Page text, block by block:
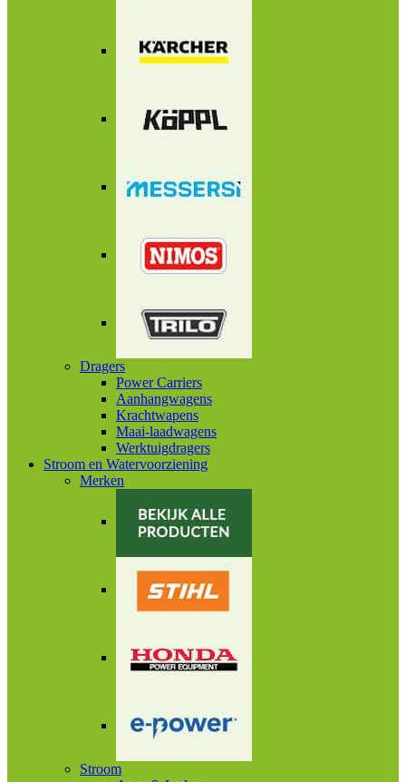
Dragers
Power Carriers
Aanhangwagens
Krachtwapens
Maai-laadwagens
Werktuigdragers
Stroom en Watervoorziening
Merken
Stroom